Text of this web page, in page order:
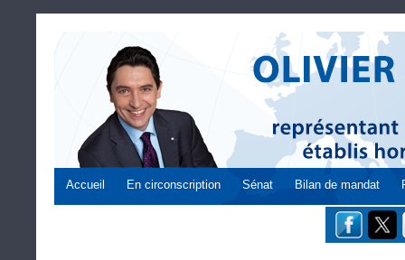
Accueil En circonscription Sénat Bilan de mandat